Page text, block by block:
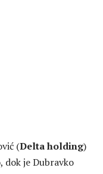
(Delta holding)
dok je Dubravko